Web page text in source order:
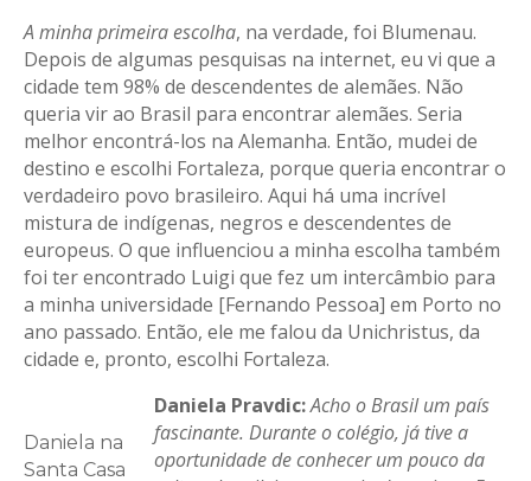
A minha primeira escolha, na verdade, foi Blumenau.
Depois de algumas pesquisas na internet, eu vi que a
cidade tem 98% de descendentes de alemães. Não
queria vir ao Brasil para encontrar alemães. Seria
melhor encontrá-los na Alemanha. Então, mudei de
destino e escolhi Fortaleza, porque queria encontrar o
verdadeiro povo brasileiro. Aqui há uma incrível
mistura de indígenas, negros e descendentes de
europeus. O que influenciou a minha escolha também
foi ter encontrado Luigi que fez um intercâmbio para
a minha universidade [Fernando Pessoa] em Porto no
ano passado. Então, ele me falou da Unichristus, da
cidade e, pronto, escolhi Fortaleza.
Daniela na
Santa Casa
Daniela Pravdic:Acho o Brasil um país
fascinante. Durante o colégio, já tive a
oportunidade de conhecer um pouco da